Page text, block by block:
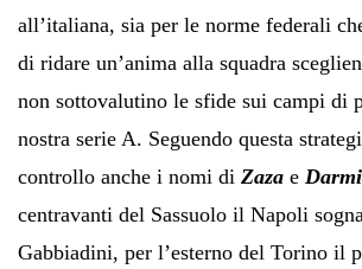
all’italiana, sia per le norme federali
di ridare un’anima alla squadra
non sottovalutino le sfide sui campi di
nostra serie A. Seguendo questa
controllo anche i nomi di Zaza e
centravanti del Sassuolo il Napoli
Gabbiadini, per l’esterno del Torino il